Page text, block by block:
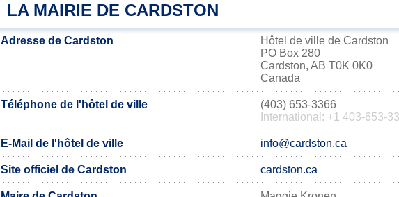
LA MAIRIE DE CARDSTON
Adresse de Cardston
Hôtel de ville de Cardston
PO Box 280
Cardston, AB T0K 0K0
Canada
Téléphone de l'hôtel de ville
(403) 653-3366
International: +1 403-653-
E-Mail de l'hôtel de ville info@cardston.ca
Site officiel de Cardston cardston.ca